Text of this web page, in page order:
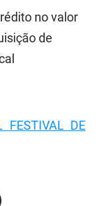
no valor
de
FESTIVAL DE